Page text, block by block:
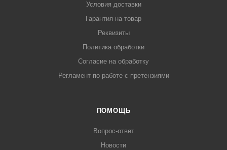
Условия доставки
Гарантия на товар
Реквизиты
Политика обработки
Согласие на обработку
Регламент по работе с претензиями
ПОМОЩЬ
Вопрос-ответ
Новости